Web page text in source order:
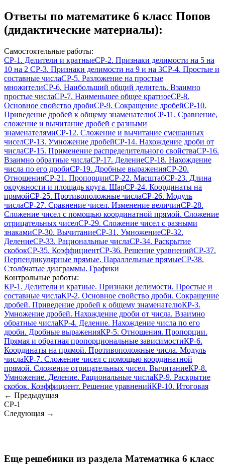
Ответы по математике 6 класс Попов
(дидактические материалы):
Самостоятельные работы:
СР-1. Делители и кратныеСР-2. Признаки делимости на 5 на
10 на 2 СР-3. Признаки делимости на 9 и на 3СР-4. Простые и
составные числаСР-5. Разложение на простые
множителиСР-6. Наибольший общий делитель. Взаимно
простые числаСР-7. Наименьшее общее кратноеСР-8.
Основное свойство дробиСР-9. Сокращение дробейСР-10.
Приведение дробей к общему знаменателюСР-11. Сравнение,
сложение и вычитание дробей с разными
знаменателямиСР-12. Сложение и вычитание смешанных
чиселСР-13. Умножение дробейСР-14. Нахождение дроби от
числаСР-15. Применение распределительного свойстваСР-16.
Взаимно обратные числаСР-17. ДелениеСР-18. Нахождение
числа по его дробиСР-19. Дробные выраженияСР-20.
ОтношенияСР-21. ПропорцииСР-22. МасштабСР-23. Длина
окружности и площадь круга. ШарСР-24. Координаты на
прямойСР-25. Противоположные числаСР-26. Модуль
числаСР-27. Сравнение чисел. Изменение величинСР-28.
Сложение чисел с помощью координатной прямой. Сложение
отрицательных чиселСР-29. Сложение чисел с разными
знакамиСР-30. ВычитаниеСР-31. УмножениеСР-32.
ДелениеСР-33. Рациональные числаСР-34. Раскрытие
скобокСР-35. КоэффициентСР-36. Решение уравненийСР-37.
Перпендикулярные прямые. Параллельные прямыеСР-38.
Столбчатые диаграммы. Графики
Контрольные работы:
КР-1. Делители и кратные. Признаки делимости. Простые и
составные числаКР-2. Основное свойство дроби. Сокращение
дробей. Приведение дробей к общему знаменателюКР-3.
Умножение дробей. Нахождение дроби от числа. Взаимно
обратные числаКР-4. Деление. Нахождение числа по его
дроби. Дробные выраженияКР-5. Отношения. Пропорции.
Прямая и обратная пропорциональные зависимостиКР-6.
Координаты на прямой. Противоположные числа. Модуль
числаКР-7. Сложение чисел с помощью координатной
прямой. Сложение отрицательных чисел. ВычитаниеКР-8.
Умножение. Деление. Рациональные числаКР-9. Раскрытие
скобок. Коэффициент. Решение уравненийКР-10. Итоговая
← Предыдущая
СР-1
Следующая →
Еще решебники из раздела Математика 6 класс